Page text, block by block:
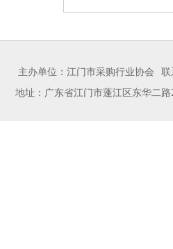
主办单位：江门市采购行业协会
联
地址：广东省江门市蓬江区东华二